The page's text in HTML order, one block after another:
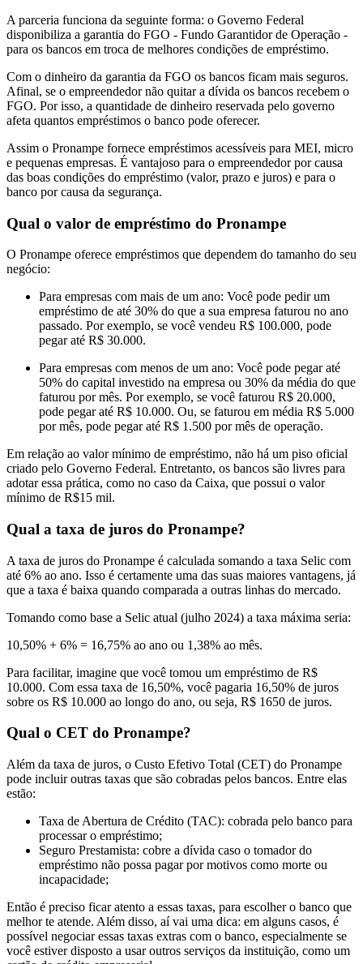
A parceria funciona da seguinte forma: o Governo Federal
disponibiliza a garantia do FGO - Fundo Garantidor de Operação -
para os bancos em troca de melhores condições de empréstimo.
Com o dinheiro da garantia da FGO os bancos ficam mais seguros.
Afinal, se o empreendedor não quitar a dívida os bancos recebem o
FGO. Por isso, a quantidade de dinheiro reservada pelo governo
afeta quantos empréstimos o banco pode oferecer.
Assim o Pronampe fornece empréstimos acessíveis para MEI, micro
e pequenas empresas. É vantajoso para o empreendedor por causa
das boas condições do empréstimo (valor, prazo e juros) e para o
banco por causa da segurança.
Qual o valor de empréstimo do Pronampe
O Pronampe oferece empréstimos que dependem do tamanho do seu
negócio:
Para empresas com mais de um ano: Você pode pedir um
empréstimo de até 30% do que a sua empresa faturou no ano
passado. Por exemplo, se você vendeu R$ 100.000, pode
pegar até R$ 30.000.
Para empresas com menos de um ano: Você pode pegar até
50% do capital investido na empresa ou 30% da média do que
faturou por mês. Por exemplo, se você faturou R$ 20.000,
pode pegar até R$ 10.000. Ou, se faturou em média R$ 5.000
por mês, pode pegar até R$ 1.500 por mês de operação.
Em relação ao valor mínimo de empréstimo, não há um piso oficial
criado pelo Governo Federal. Entretanto, os bancos são livres para
adotar essa prática, como no caso da Caixa, que possui o valor
mínimo de R$15 mil.
Qual a taxa de juros do Pronampe?
A taxa de juros do Pronampe é calculada somando a taxa Selic com
até 6% ao ano. Isso é certamente uma das suas maiores vantagens, já
que a taxa é baixa quando comparada a outras linhas do mercado.
Tomando como base a Selic atual (julho 2024) a taxa máxima seria:
10,50% + 6% = 16,75% ao ano ou 1,38% ao mês.
Para facilitar, imagine que você tomou um empréstimo de R$
10.000. Com essa taxa de 16,50%, você pagaria 16,50% de juros
sobre os R$ 10.000 ao longo do ano, ou seja, R$ 1650 de juros.
Qual o CET do Pronampe?
Além da taxa de juros, o Custo Efetivo Total (CET) do Pronampe
pode incluir outras taxas que são cobradas pelos bancos. Entre elas
estão:
Taxa de Abertura de Crédito (TAC): cobrada pelo banco para
processar o empréstimo;
Seguro Prestamista: cobre a dívida caso o tomador do
empréstimo não possa pagar por motivos como morte ou
incapacidade;
Então é preciso ficar atento a essas taxas, para escolher o banco que
melhor te atende. Além disso, aí vai uma dica: em alguns casos, é
possível negociar essas taxas extras com o banco, especialmente se
você estiver disposto a usar outros serviços da instituição, como um